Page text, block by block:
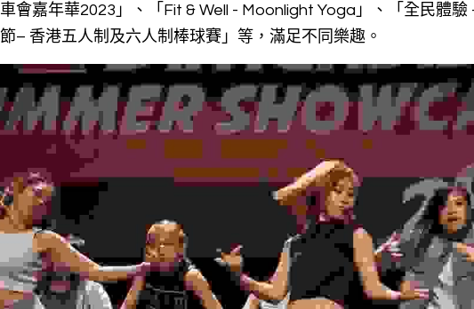
會嘉年華2023」、「Fit & Well - Moonlight Yoga」、「全民體驗
– 香港五人制及六人制棒球賽」等，滿足不同樂趣。